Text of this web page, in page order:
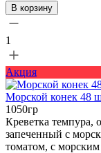
В корзину
1
Акция
Морской конек 48
1050гр
Креветка темпура,
запеченный с
томатом, с